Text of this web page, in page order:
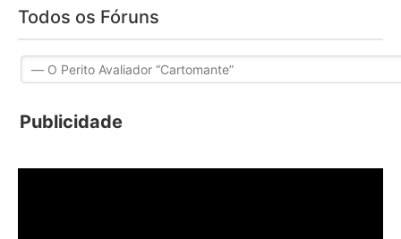
Todos os Fóruns
Publicidade